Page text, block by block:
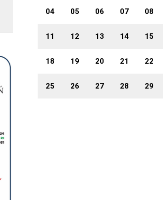
04 05 06 07 08
11 12 13 14 15
18 19 20 21 22
25 26 27 28 29